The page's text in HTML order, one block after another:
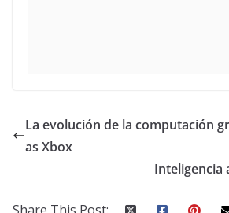
La evolución de la computación
as Xbox
Inteligencia